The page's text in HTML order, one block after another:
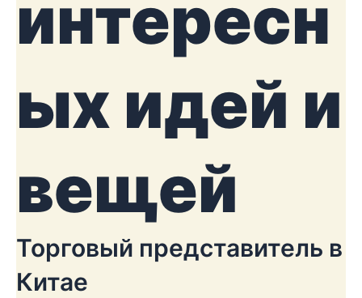
интересн
ых идей и
вещей
Торговый представитель в
Китае